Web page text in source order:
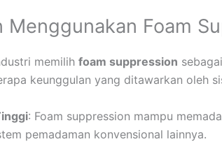
Menggunakan Foam
memilih foam suppression
keunggulan yang ditawarkan oleh
: Foam suppression mampu
pemadaman konvensional lainnya.